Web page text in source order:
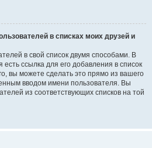
в списках моих друзей и
в свой список двумя способами. В
ссылка для его добавления в список
вы можете сделать это прямо из вашего
вводом имени пользователя. Вы
из соответствующих списков на той